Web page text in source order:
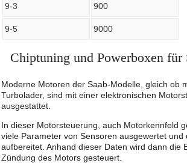
9-3 900
9-5 9000
Chiptuning und Powerboxen für
Moderne Motoren der Saab-Modelle, gleich ob
Turbolader, sind mit einer elektronischen
ausgestattet.
In dieser Motorsteuerung, auch Motorkennfeld
viele Parameter von Sensoren ausgewertet und
aufbereitet. Anhand dieser Daten wird dann die
Zündung des Motors gesteuert.